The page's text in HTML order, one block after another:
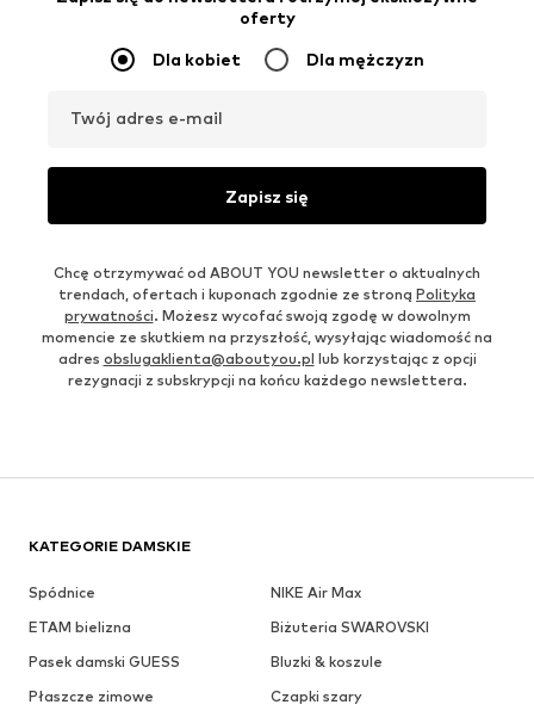
oferty
Dla kobiet Dla mężczyzn
Twój adres e-mail
Zapisz się
Chcę otrzymywać od ABOUT YOU newsletter o aktualnych
trendach, ofertach i kuponach zgodnie ze stroną Polityka
prywatności. Możesz wycofać swoją zgodę w dowolnym
momencie ze skutkiem na przyszłość, wysyłając wiadomość na
adres obslugaklienta@aboutyou.pl lub korzystając z opcji
rezygnacji z subskrypcji na końcu każdego newslettera.
KATEGORIE DAMSKIE
Spódnice
NIKE Air Max
ETAM bielizna
Biżuteria SWAROVSKI
Pasek damski GUESS
Bluzki & koszule
Płaszcze zimowe
Czapki szary